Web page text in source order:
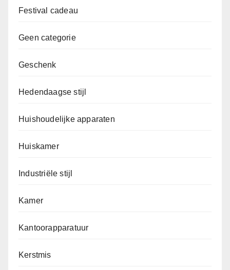
Festival cadeau
Geen categorie
Geschenk
Hedendaagse stijl
Huishoudelijke apparaten
Huiskamer
Industriële stijl
Kamer
Kantoorapparatuur
Kerstmis